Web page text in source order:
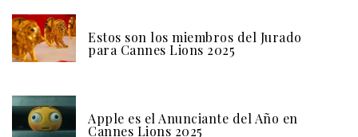
Estos son los miembros del Jurado
para Cannes Lions 2025
Apple es el Anunciante del Año en
Cannes Lions 2025